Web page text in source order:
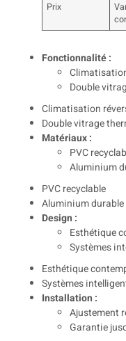
Prix
Fonctionnalité :
Double
Climatisation
Double vitrage
Matériaux :
PVC
Aluminium
PVC recyclable
Aluminium durable
Design :
Esthétique
Systèmes
Esthétique
Systèmes
Installation :
Ajustement
Garantie